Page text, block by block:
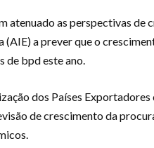
atenuado as perspectivas de
(AIE) a prever que o
de bpd este ano.
dos Países
de crescimento da